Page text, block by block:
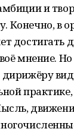
и
в
достигать
мнение.